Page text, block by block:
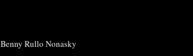
Benny Rullo Nonasky